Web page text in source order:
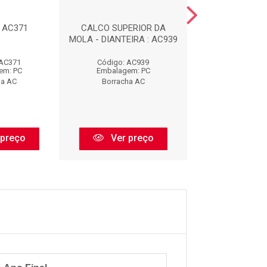
PC
AC
CALCO SUPERIOR DA
MOLA - DIANTEIRA : AC939
Código: AC939
Embalagem: PC
Borracha AC
Ver preço